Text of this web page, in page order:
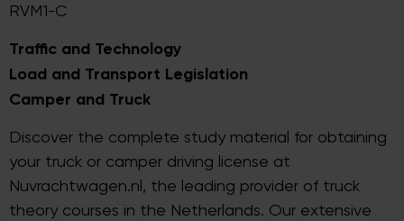
RVM1-C
Traffic and Technology
Load and Transport Legislation
Camper and Truck
Discover the complete study material for obtaining
your truck or camper driving license at
Nuvrachtwagen.nl, the leading provider of truck
theory courses in the Netherlands. Our extensive